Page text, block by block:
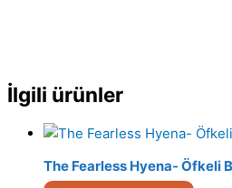
İlgili ürünler
The Fearless Hyena- Öfkeli